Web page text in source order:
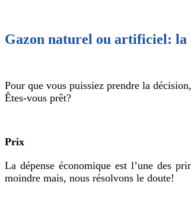
Gazon naturel ou artificiel: la
Pour que vous puissiez prendre la
Êtes-vous prêt?
Prix
La dépense économique est l’une des
moindre mais, nous résolvons le doute!